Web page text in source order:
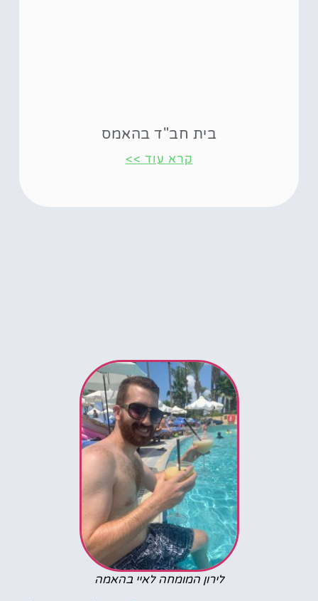
בית חב"ד בהאמס
קרא עוד >>
לירון המומחה לאיי בהאמה